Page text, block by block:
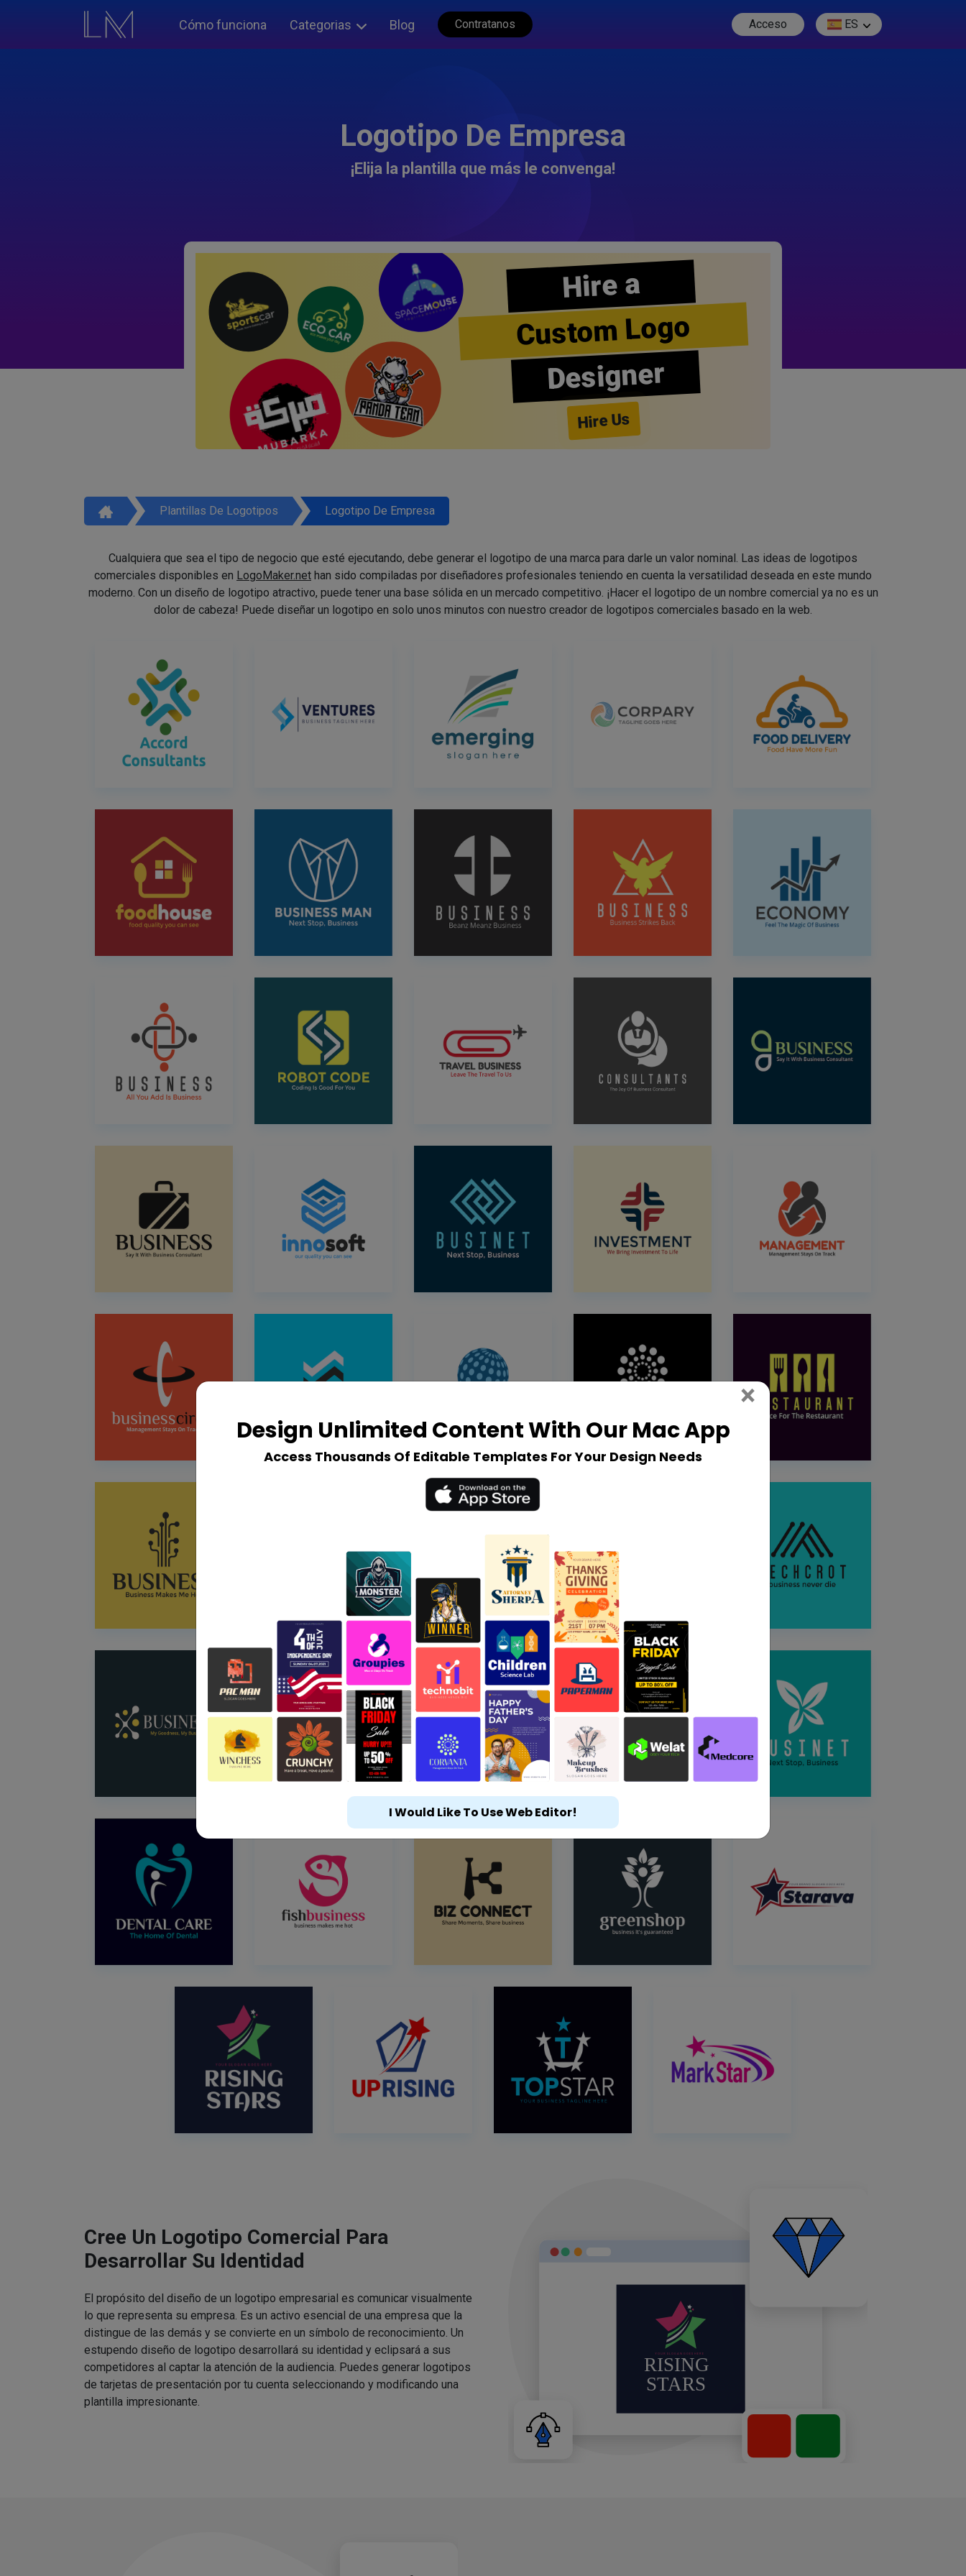
Cómo funciona Categorias Blog Contratanos Acceso ES
Logotipo De Empresa
¡Elija la plantilla que más le convenga!
Hire a
Custom Logo
Designer
Hire Us
Plantillas De Logotipos Logotipo De Empresa
Cualquiera que sea el tipo de negocio que esté ejecutando, debe generar el logotipo de una marca para darle un valor nominal. Las ideas de logotipos
comerciales disponibles en LogoMaker.net han sido compiladas por diseñadores profesionales teniendo en cuenta la versatilidad deseada en este mundo
moderno. Con un diseño de logotipo atractivo, puede tener una base sólida en un mercado competitivo. ¡Hacer el logotipo de un nombre comercial ya no es un
dolor de cabeza! Puede diseñar un logotipo en solo unos minutos con nuestro creador de logotipos comerciales basado en la web.
Cree Un Logotipo Comercial Para
Desarrollar Su Identidad
El propósito del diseño de un logotipo empresarial es comunicar visualmente
lo que representa su empresa. Es un activo esencial de una empresa que la
distingue de las demás y se convierte en un símbolo de reconocimiento. Un
estupendo diseño de logotipo desarrollará su identidad y eclipsará a sus
competidores al captar la atención de la audiencia. Puedes generar logotipos
de tarjetas de presentación por tu cuenta seleccionando y modificando una
plantilla impresionante.
Design Unlimited Content With Our Mac App
Access Thousands Of Editable Templates For Your Design Needs
× Close
I Would Like To Use Web Editor!